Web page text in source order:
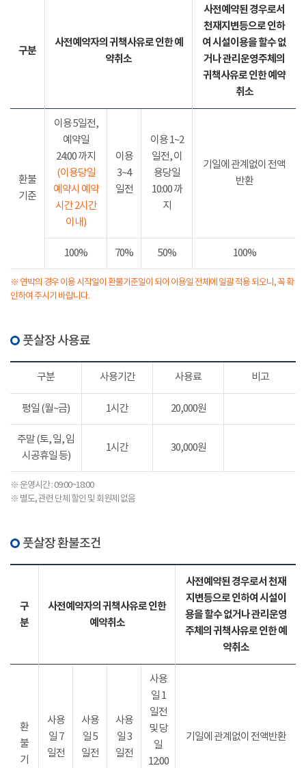
구분
사전예약자의 귀책사유로 인한 예
약취소
사전예약된 경우로서
천재지변등으로 인하
여 시설이용을 할수 없
거나 관리운영주체의
귀책사유로 인한 예약
취소
환불
기준
이용 5일전,
예약일
24:00 까지
(이용당일
예약시 예약
시간 2시간
이내)
이용
3~4
일전
이용 1~2
일전, 이
용당일
10:00 까
지
기일에 관계없이 전액
반환
100% 70% 50% 100%
※ 연박의 경우 이용 시작일이 환불기준일이 되어 이용일 전체에 일괄 적용 되오니, 꼭 확
인하여 주시기 바랍니다.
풋살장 사용료
구분 사용기간 사용료 비고
평일 (월~금) 1시간 20,000원
주말 (토, 일, 임
시공휴일 등)
1시간 30,000원
※ 운영시간 : 09:00~18:00
※ 별도, 관련 단체 할인 및 회원제 없음
풋살장 환불조건
구
분
사전예약자의 귀책사유로 인한
예약취소
사전예약된 경우로서 천재
지변등으로 인하여 시설이
용을 할수 없거나 관리운영
주체의 귀책사유로 인한 예
약취소
환
불
기
사용
일 7
일전
사용
일 5
일전
사용
일 3
일전
사용
일 1
일전
및 당
일
12:00
기일에 관계없이 전액반환